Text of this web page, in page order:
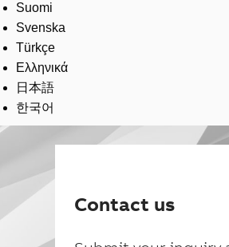
Suomi
Svenska
Türkçe
Ελληνικά
日本語
한국어
Contact us